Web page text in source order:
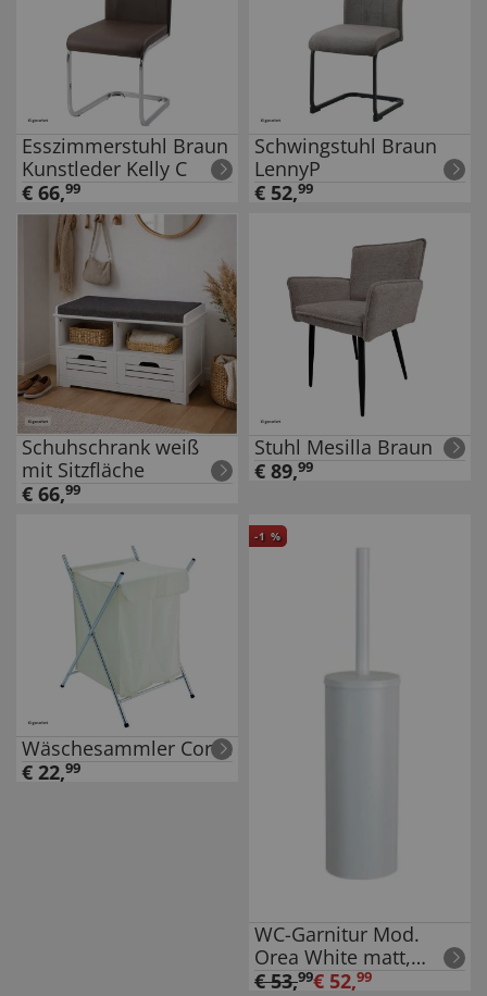
Esszimmerstuhl Braun
Kunstleder Kelly C
€ 66,99
Schwingstuhl Braun
LennyP
€ 52,99
Schuhschrank weiß
mit Sitzfläche
€ 66,99
Stuhl Mesilla Braun
€ 89,99
Wäschesammler Corse
€ 22,99
-1 %
WC-Garnitur Mod.
Orea White matt,
freistehend, aus
€53,99€ 52,99